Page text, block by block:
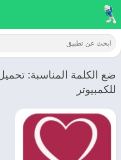
ضع الكلمة المناسبة:
للكمبيوتر